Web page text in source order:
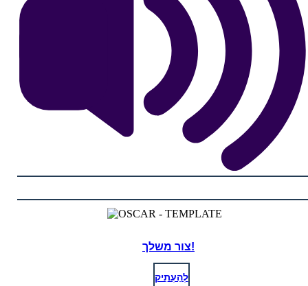
צור משלך!
לְהַעְתִיק